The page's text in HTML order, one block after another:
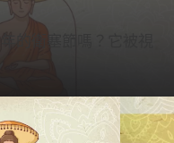
的衛塞節嗎？它被視